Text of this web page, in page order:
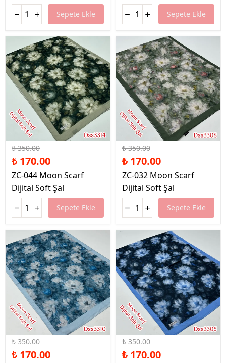
Sepete Ekle Sepete Ekle
%51 İndirim
₺ 350.00
₺ 170.00
ZC-044 Moon Scarf
Dijital Soft Şal
Sepete Ekle
%51 İndirim
₺ 350.00
₺ 170.00
ZC-032 Moon Scarf
Dijital Soft Şal
Sepete Ekle
%51 İndirim
₺ 350.00
₺ 170.00
%51 İndirim
₺ 350.00
₺ 170.00